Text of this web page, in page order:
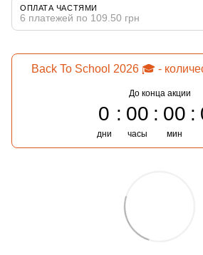
ОПЛАТА ЧАСТЯМИ
6 платежей по 109.50 грн
Back To School 2026 🎓 -
До конца акции
0
дни
00
часы
00
мин